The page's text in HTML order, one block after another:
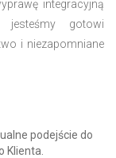
integracyjną
gotowi
i niezapomniane
podejście do
Klienta.